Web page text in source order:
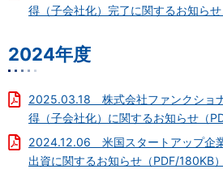
得（子会社化）完了に関するお知らせ
2024年度
2025.03.18 株式会社ファンクショ
得（子会社化）に関するお知らせ（
2024.12.06 米国スタートアップ企
出資に関するお知らせ（PDF/180KB）